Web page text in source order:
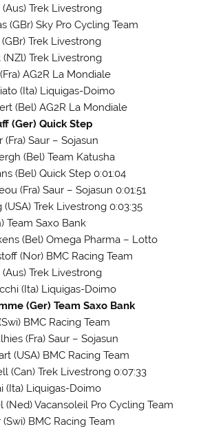
Trek Livestrong
(GBr) Sky Pro Cycling Team
Trek Livestrong
(NZl) Trek Livestrong
AG2R La Mondiale
(Ita) Liquigas-Doimo
(Bel) AG2R La Mondiale
(Ger) Quick Step
Saur – Sojasun
(Bel) Team Katusha
(Bel) Quick Step 0:01:04
(Fra) Saur – Sojasun 0:01:51
(USA) Trek Livestrong 0:03:35
Team Saxo Bank
(Bel) Omega Pharma – Lotto
(Nor) BMC Racing Team
Trek Livestrong
(Ita) Liquigas-Doimo
(Ger) Team Saxo Bank
BMC Racing Team
(Fra) Saur – Sojasun
(USA) BMC Racing Team
(Can) Trek Livestrong 0:07:33
(Ita) Liquigas-Doimo
(Ned) Vacansoleil Pro Cycling Team
BMC Racing Team